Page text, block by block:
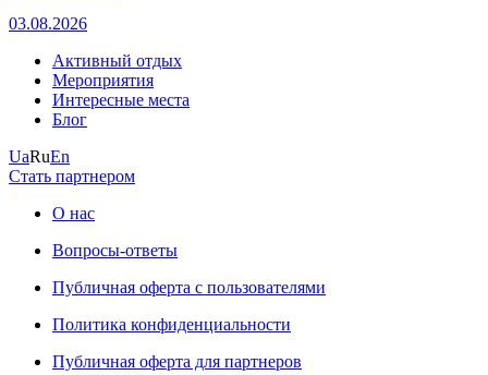
03.08.2026
Активный отдых
Мероприятия
Интересные места
Блог
UaRuEn
Стать партнером
О нас
Вопросы-ответы
Публичная оферта с пользователями
Политика конфиденциальности
Публичная оферта для партнеров